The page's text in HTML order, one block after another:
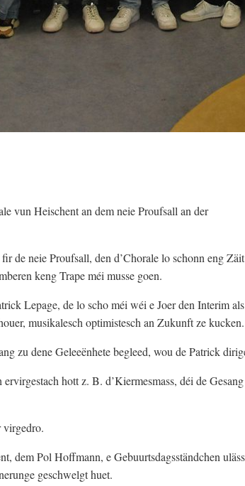
vun Heischent an dem neie Proufsall an der
de neie Proufsall, den d’Chorale lo schonn eng
keng Trape méi musse goen.
Lepage, de lo scho méi wéi e Joer den Interim
musikalesch optimistesch an Zukunft ze kucken.
zu dene Geleeënhete begleed, wou de Patrick
hott z. B. d’Kiermesmass, déi de
virgedro.
dem Pol Hoffmann, e Gebuurtsdagsständchen
geschwelgt huet.